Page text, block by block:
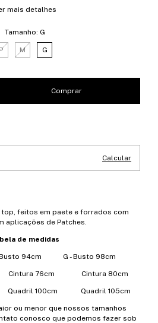
mais detalhes
Tamanho: G
M G
Calcular
feitos em paete e forrados com
aplicações de Patches.
de medidas
Busto 94cm G - Busto 98cm
76cm Cintura 80cm
100cm Quadril 105cm
ou menor que nossos tamanhos
conosco que podemos fazer sob